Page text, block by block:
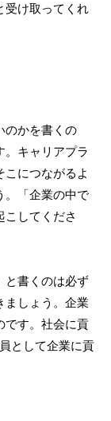
受け取ってくれ
のかを書くの
。キャリアプラ
につながるよ
。「企業の中で
してくださ
と書くのは必ず
ましょう。企業
です。社会に貢
として企業に貢